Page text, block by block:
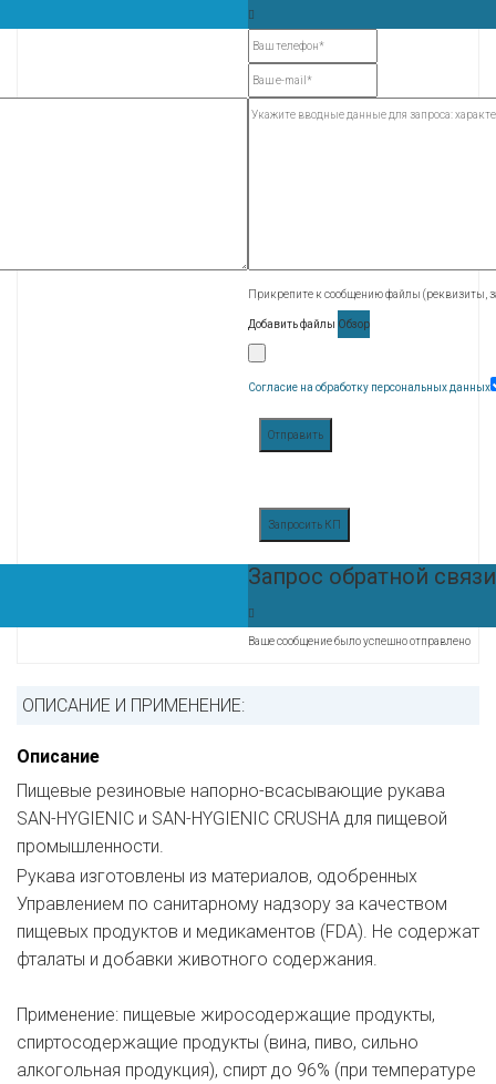
Прикрепите к сообщению файлы (реквизиты,
Добавить файлы Обзор
Согласие на обработку персональных данных
Отправить
Запросить КП
Запрос обратной связи
Ваше сообщение было успешно отправлено
ОПИСАНИЕ И ПРИМЕНЕНИЕ:
Описание
Пищевые резиновые напорно-всасывающие рукава
SAN-HYGIENIC и SAN-HYGIENIC CRUSHA для пищевой
промышленности.
Рукава изготовлены из материалов, одобренных
Управлением по санитарному надзору за качеством
пищевых продуктов и медикаментов (FDA). Не содержат
фталаты и добавки животного содержания.
Применение: пищевые жиросодержащие продукты,
спиртосодержащие продукты (вина, пиво, сильно
алкогольная продукция), спирт до 96% (при температуре